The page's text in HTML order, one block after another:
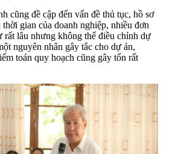
cũng đề cập đến vấn đề thủ tục, hồ sơ
gian của doanh nghiệp, nhiều đơn
rất lâu nhưng không thể điều chỉnh dự
nguyên nhân gây tắc cho dự án,
toán quy hoạch cũng gây tốn rất